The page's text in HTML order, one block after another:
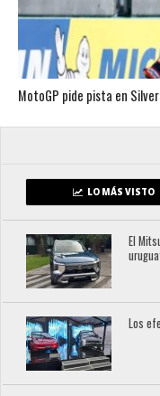
MotoGP pide pista en
LO MÁS VISTO
El
Los